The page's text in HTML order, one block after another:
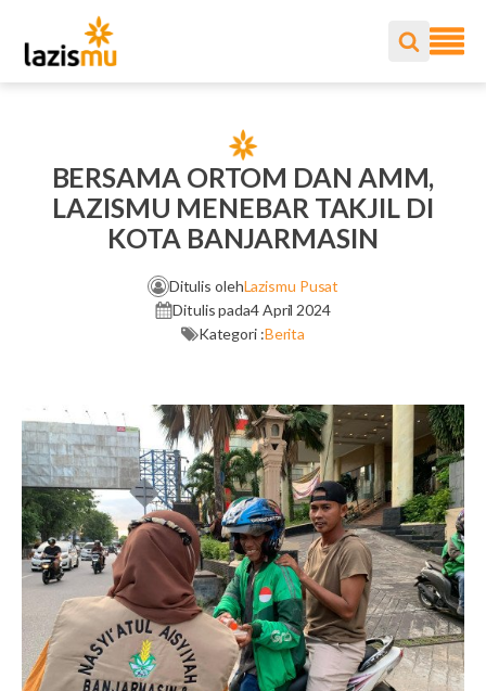
BERSAMA ORTOM DAN AMM,
LAZISMU MENEBAR TAKJIL DI
KOTA BANJARMASIN
Ditulis olehLazismu Pusat
Ditulis pada4 April 2024
Kategori :Berita